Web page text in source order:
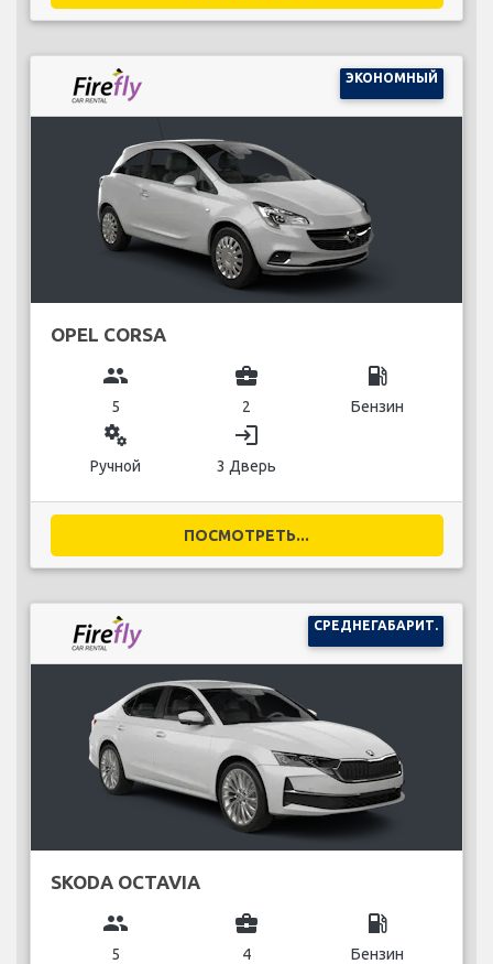
ЭКОНОМНЫЙ
OPEL CORSA
group
5
business_center
2
local_gas_station
Бензин
miscellaneous_services
Ручной
login
3 Дверь
ПОСМОТРЕТЬ...
СРЕДНЕГАБАРИТ.
SKODA OCTAVIA
group
5
business_center
4
local_gas_station
Бензин